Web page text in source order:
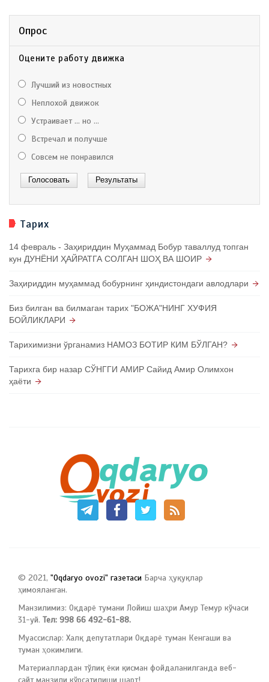
Опрос
Оцените работу движка
Лучший из новостных
Неплохой движок
Устраивает ... но ...
Встречал и получше
Совсем не понравился
Тарих
14 февраль - Заҳириддин Муҳаммад Бобур таваллуд топган
кун ДУНЁНИ ҲАЙРАТГА СОЛГАН ШОҲ ВА ШОИР
Заҳириддин муҳаммад бобурнинг ҳиндистондаги авлодлари
Биз билган ва билмаган тарих "БОЖА"НИНГ ХУФИЯ
БОЙЛИКЛАРИ
Тарихимизни ўрганамиз НАМОЗ БОТИР КИМ БЎЛГАН?
Тарихга бир назар СЎНГГИ АМИР Сайид Амир Олимхон
ҳаёти
© 2021, "Oqdaryo ovozi" газетаси Барча ҳуқуқлар
ҳимояланган.
Манзилимиз: Оқдарё тумани Лойиш шаҳри Амур Темур кўчаси
31-уй. Тел: 998 66 492-61-88.
Муассислар: Халқ депутатлари Оқдарё туман Кенгаши ва
туман ҳокимлиги.
Материаллардан тўлиқ ёки қисман фойдаланилганда веб-